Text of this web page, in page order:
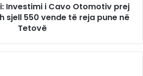
Investimi i Cavo Otomotiv prej
sjell 550 vende të reja pune në
Tetovë